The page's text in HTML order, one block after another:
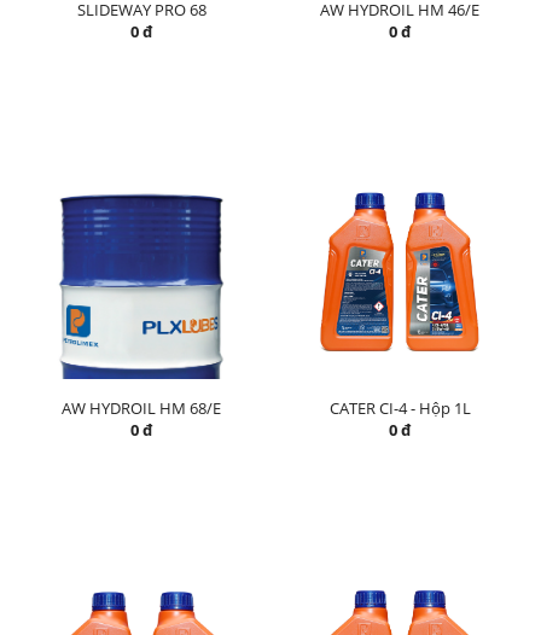
SLIDEWAY PRO 68
0 đ
AW HYDROIL HM 46/E
0 đ
AW HYDROIL HM 68/E
0 đ
CATER CI-4 - Hộp 1L
0 đ